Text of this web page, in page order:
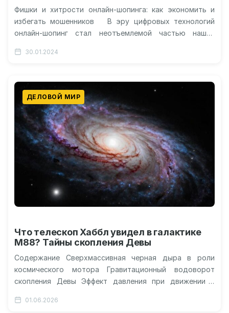
Фишки и хитрости онлайн-шопинга: как экономить и
избегать мошенников В эру цифровых технологий
онлайн-шопинг стал неотъемлемой частью нашей
30.01.2024
ДЕЛОВОЙ МИР
Что телескоп Хаббл увидел в галактике
М88? Тайны скопления Девы
Содержание Сверхмассивная черная дыра в роли
космического мотора Гравитационный водоворот
скопления Девы Эффект давления при движении и
эволюцию в…
01.06.2026